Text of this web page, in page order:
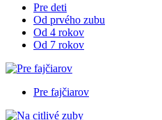
Pre deti
Od prvého zubu
Od 4 rokov
Od 7 rokov
Pre fajčiarov